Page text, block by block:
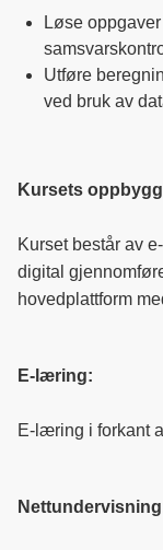
Løse
Utføre
ved bruk av
Kursets
Kurset består av
digital
hovedplattform
E-læring:
E-læring i forkant